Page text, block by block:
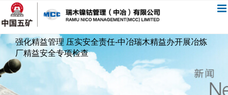
过
内
强化精益管理 压实安全责任-中冶瑞木精益办开展冶炼
厂精益安全专项检查